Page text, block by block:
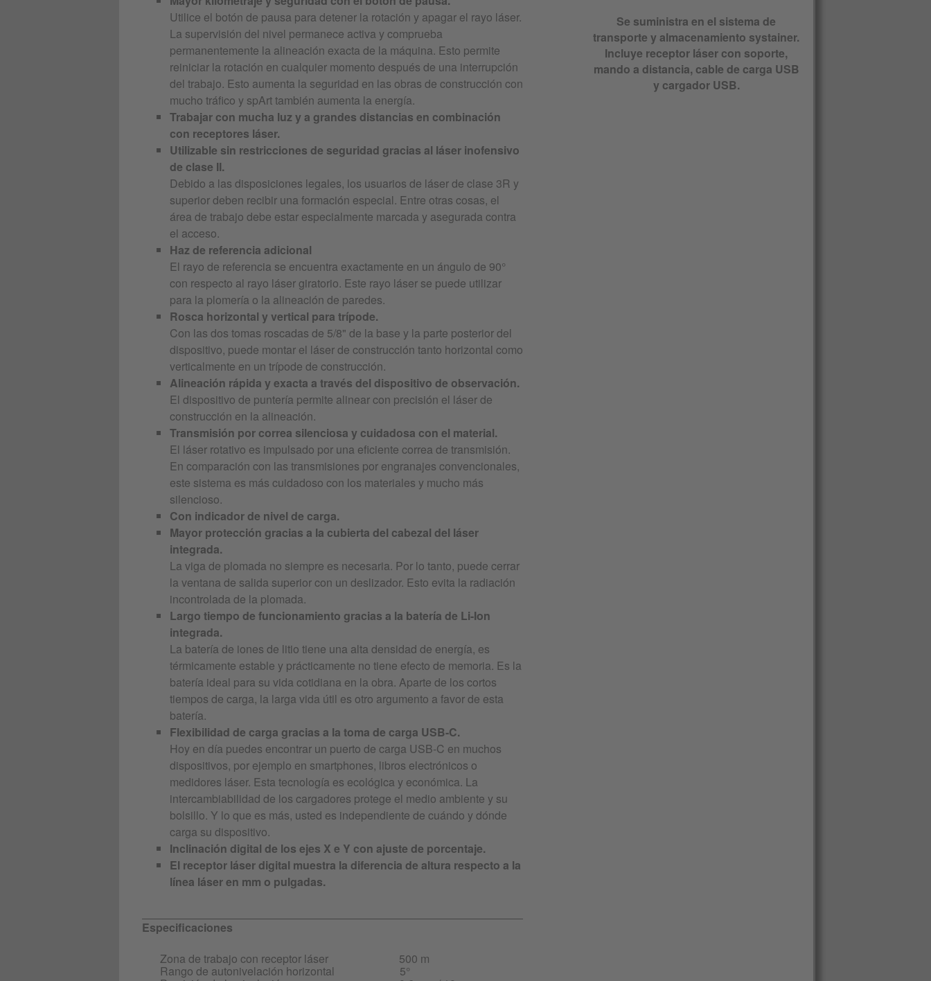
Utilice el botón de pausa para detener la rotación y apagar el rayo láser.
La supervisión del nivel permanece activa y comprueba
permanentemente la alineación exacta de la máquina. Esto permite
reiniciar la rotación en cualquier momento después de una interrupción
del trabajo. Esto aumenta la seguridad en las obras de construcción con
mucho tráfico y spArt también aumenta la energía.
Trabajar con mucha luz y a grandes distancias en combinación
con receptores láser.
Utilizable sin restricciones de seguridad gracias al láser inofensivo
de clase II.
Debido a las disposiciones legales, los usuarios de láser de clase 3R y
superior deben recibir una formación especial. Entre otras cosas, el
área de trabajo debe estar especialmente marcada y asegurada contra
el acceso.
Haz de referencia adicional
El rayo de referencia se encuentra exactamente en un ángulo de 90°
con respecto al rayo láser giratorio. Este rayo láser se puede utilizar
para la plomería o la alineación de paredes.
Rosca horizontal y vertical para trípode.
Con las dos tomas roscadas de 5/8" de la base y la parte posterior del
dispositivo, puede montar el láser de construcción tanto horizontal como
verticalmente en un trípode de construcción.
Alineación rápida y exacta a través del dispositivo de observación.
El dispositivo de puntería permite alinear con precisión el láser de
construcción en la alineación.
Transmisión por correa silenciosa y cuidadosa con el material.
El láser rotativo es impulsado por una eficiente correa de transmisión.
En comparación con las transmisiones por engranajes convencionales,
este sistema es más cuidadoso con los materiales y mucho más
silencioso.
Con indicador de nivel de carga.
Mayor protección gracias a la cubierta del cabezal del láser
integrada.
La viga de plomada no siempre es necesaria. Por lo tanto, puede cerrar
la ventana de salida superior con un deslizador. Esto evita la radiación
incontrolada de la plomada.
Largo tiempo de funcionamiento gracias a la batería de Li-Ion
integrada.
La batería de iones de litio tiene una alta densidad de energía, es
térmicamente estable y prácticamente no tiene efecto de memoria. Es la
batería ideal para su vida cotidiana en la obra. Aparte de los cortos
tiempos de carga, la larga vida útil es otro argumento a favor de esta
batería.
Flexibilidad de carga gracias a la toma de carga USB-C.
Hoy en día puedes encontrar un puerto de carga USB-C en muchos
dispositivos, por ejemplo en smartphones, libros electrónicos o
medidores láser. Esta tecnología es ecológica y económica. La
intercambiabilidad de los cargadores protege el medio ambiente y su
bolsillo. Y lo que es más, usted es independiente de cuándo y dónde
carga su dispositivo.
Inclinación digital de los ejes X e Y con ajuste de porcentaje.
El receptor láser digital muestra la diferencia de altura respecto a la
línea láser en mm o pulgadas.
Especificaciones
Zona de trabajo con receptor láser
500 m
Rango de autonivelación horizontal 5°
Se suministra en el sistema de
transporte y almacenamiento systainer.
Incluye receptor láser con soporte,
mando a distancia, cable de carga USB
y cargador USB.